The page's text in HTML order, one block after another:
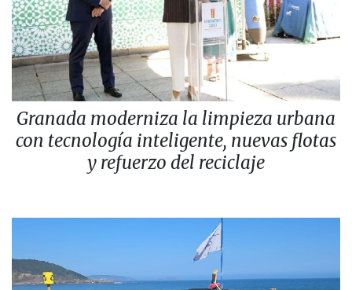
Granada moderniza la limpieza urbana
con tecnología inteligente, nuevas flotas
y refuerzo del reciclaje